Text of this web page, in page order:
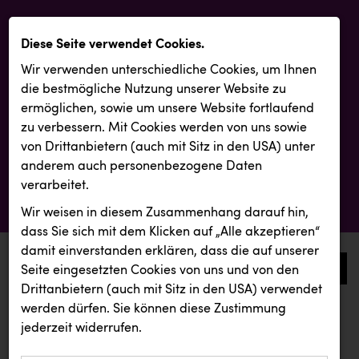
0
aktuelle aussendungen
aktuelle aussendungen
Diese Seite verwendet Cookies.
Wir verwenden unterschiedliche Cookies, um Ihnen
die best­mögliche Nutzung unserer Website zu
ermöglichen, sowie um unsere Website fortlaufend
zu verbessern. Mit Cookies werden von uns sowie
von Drittanbietern (auch mit Sitz in den USA) unter
anderem auch personenbezogene Daten
verarbeitet.
Wir weisen in diesem Zusammenhang darauf hin,
dass Sie sich mit dem Klicken auf „Alle akzeptieren“
damit ein­ver­standen erklären, dass die auf unserer
Seite eingesetzten Cookies von uns und von den
Drittanbietern (auch mit Sitz in den USA) verwendet
werden dürfen. Sie können diese Zustimmung
jederzeit widerrufen.